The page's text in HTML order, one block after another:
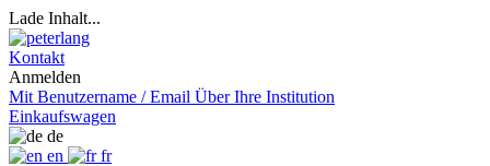
Lade Inhalt...
Kontakt
Anmelden
Mit Benutzername / Email Über Ihre Institution
Einkaufswagen
de
en
fr